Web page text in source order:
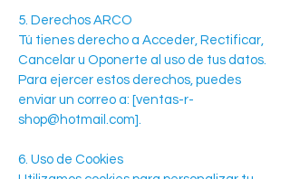
5. Derechos ARCO
Tú tienes derecho a Acceder, Rectificar,
Cancelar u Oponerte al uso de tus datos.
Para ejercer estos derechos, puedes
enviar un correo a: [ventas-r-
shop@hotmail.com].
6. Uso de Cookies